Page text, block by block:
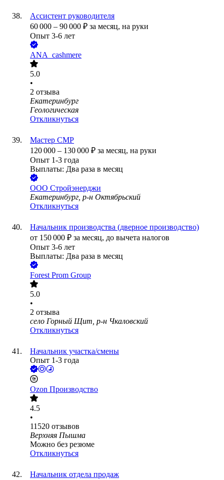
Ассистент руководителя
60 000 – 90 000 ₽ за месяц, на руки
Опыт 3-6 лет
ANA_cashmere
5.0
•
2 отзыва
Екатеринбург
Геологическая
Откликнуться
Мастер СМР
120 000 – 130 000 ₽ за месяц, на руки
Опыт 1-3 года
Выплаты: Два раза в месяц
ООО Стройэнерджи
Екатеринбург, р-н Октябрьский
Откликнуться
Начальник производства (дверное производство)
от 150 000 ₽ за месяц, до вычета налогов
Опыт 3-6 лет
Выплаты: Два раза в месяц
Forest Prom Group
5.0
•
2 отзыва
село Горный Щит, р-н Чкаловский
Откликнуться
Начальник участка/смены
Опыт 1-3 года
Ozon Производство
4.5
•
11520 отзывов
Верхняя Пышма
Можно без резюме
Откликнуться
Начальник отдела продаж